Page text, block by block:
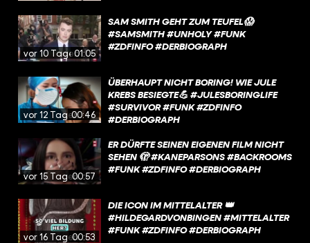
vor 10 Tagen01:05
SAM SMITH GEHT ZUM TEUFEL😱
#SAMSMITH #UNHOLY #FUNK
#ZDFINFO #DERBIOGRAPH
vor 12 Tagen00:46
ÜBERHAUPT NICHT BORING! WIE JULE
KREBS BESIEGTE💪 #JULESBORINGLIFE
#SURVIVOR #FUNK #ZDFINFO
#DERBIOGRAPH
vor 15 Tagen00:57
ER DÜRFTE SEINEN EIGENEN FILM NICHT
SEHEN 🫣 #KANEPARSONS #BACKROOMS
#FUNK #ZDFINFO #DERBIOGRAPH
vor 16 Tagen00:53
DIE ICON IM MITTELALTER 👑
#HILDEGARDVONBINGEN #MITTELALTER
#FUNK #ZDFINFO #DERBIOGRAPH